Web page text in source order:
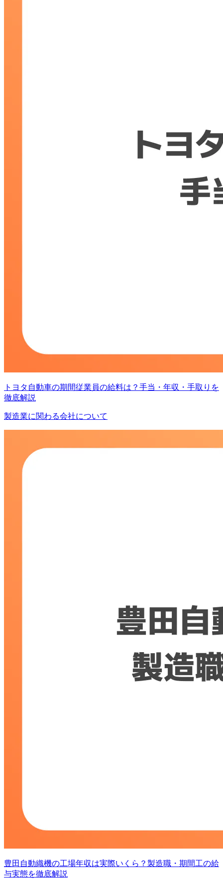
トヨタ自動車の期間従業員の給料は？手当・年収・手取りを
徹底解説
製造業に関わる会社について
豊田自動織機の工場年収は実際いくら？製造職・期間工の給
与実態を徹底解説